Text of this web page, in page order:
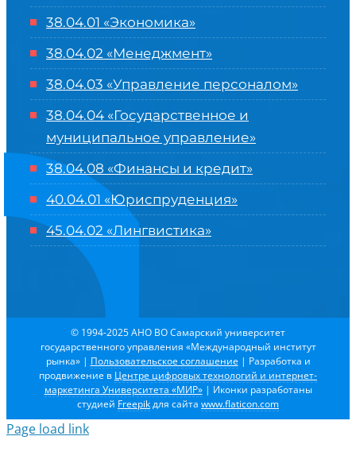
38.04.01 «Экономика»
38.04.02 «Менеджмент»
38.04.03 «Управление персоналом»
38.04.04 «Государственное и
муниципальное управление»
38.04.08 «Финансы и кредит»
40.04.01 «Юриспруденция»
45.04.02 «Лингвистика»
© 1994-2025 АНО ВО Самарский университет
государственного управления «Международный институт
рынка» | Пользовательское соглашение | Разработка и
продвижение в Центре цифровых технологий и интернет-
маркетинга Университета «МИР»| Иконки разработаны
студией Freepikдля сайта www.flaticon.com
Page load link